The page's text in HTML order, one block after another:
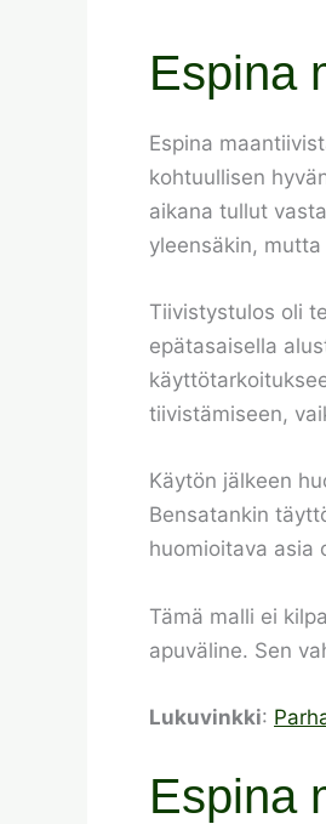
Espina
Espina
kohtuullisen
aikana tullut
yleensäkin,
Tiivistystulos oli
epätasaisella
tiivistämiseen,
Käytön jälkeen
Bensatankin
huomioitava asia
Tämä malli ei
apuväline. Sen
Lukuvinkki:
Espina